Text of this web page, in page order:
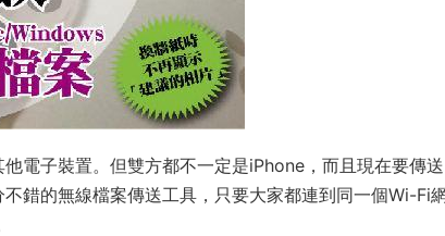
電子裝置。但雙方都不一定是iPhone，而且現在要傳
錯的無線檔案傳送工具，只要大家都連到同一個Wi-Fi